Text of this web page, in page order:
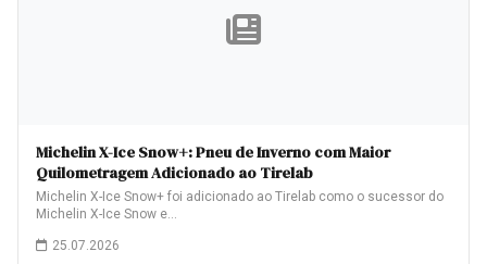
Michelin X-Ice Snow+: Pneu de Inverno com Maior
Quilometragem Adicionado ao Tirelab
Michelin X-Ice Snow+ foi adicionado ao Tirelab como o sucessor do
Michelin X-Ice Snow e…
25.07.2026